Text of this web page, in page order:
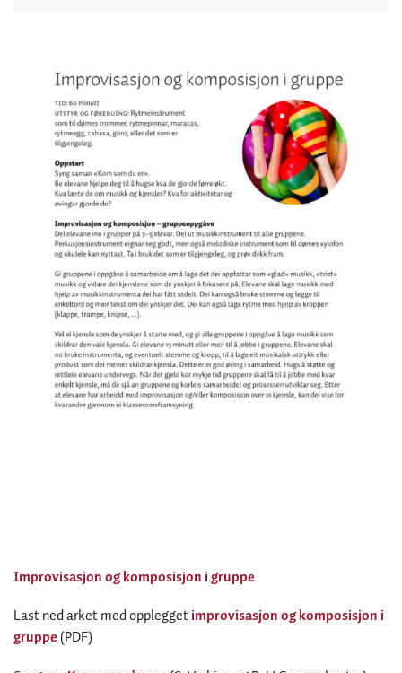
Improvisasjon og komposisjon i gruppe
Last ned arket med oppleggetimprovisasjon og komposisjon i
gruppe(PDF)